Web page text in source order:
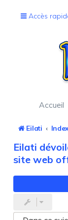
Accès
Accueil
Eilati
Eilati
site web